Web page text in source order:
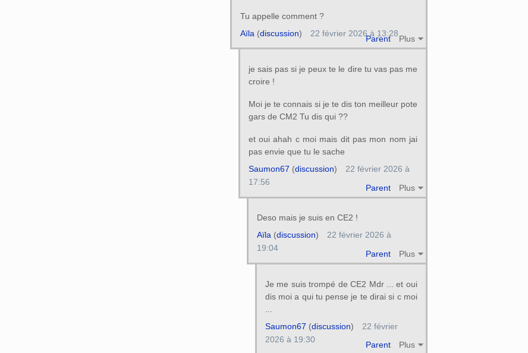
Tu appelle comment ?
Parent Plus
Aïla (discussion) 22 février 2026 à 13:28
je sais pas si je peux te le dire tu vas pas me
croire !
Moi je te connais si je te dis ton meilleur pote
gars de CM2 Tu dis qui ??
et oui ahah c moi mais dit pas mon nom jai
pas envie que tu le sache
Parent Plus
Saumon67 (discussion)
22 février 2026 à
17:56
Deso mais je suis en CE2 !
Parent Plus
Aïla(discussion)
22 février 2026 à
19:04
Je me suis trompé de CE2 Mdr ... et oui
dis moi a qui tu pense je te dirai si c moi
Parent Plus
Saumon67 (discussion)
22 février
2026 à 19:30